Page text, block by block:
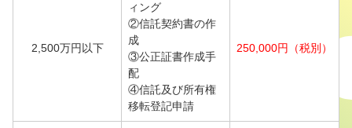
2,500万円以下
ィング
②信託契約書の作
成
③公正証書作成手
配
④信託及び所有権
移転登記申請
250,000円（税別）